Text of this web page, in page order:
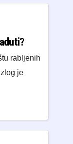
rabljenih
je